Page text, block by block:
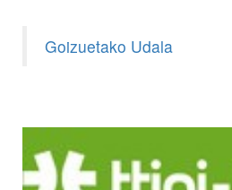
Goizuetako Udala